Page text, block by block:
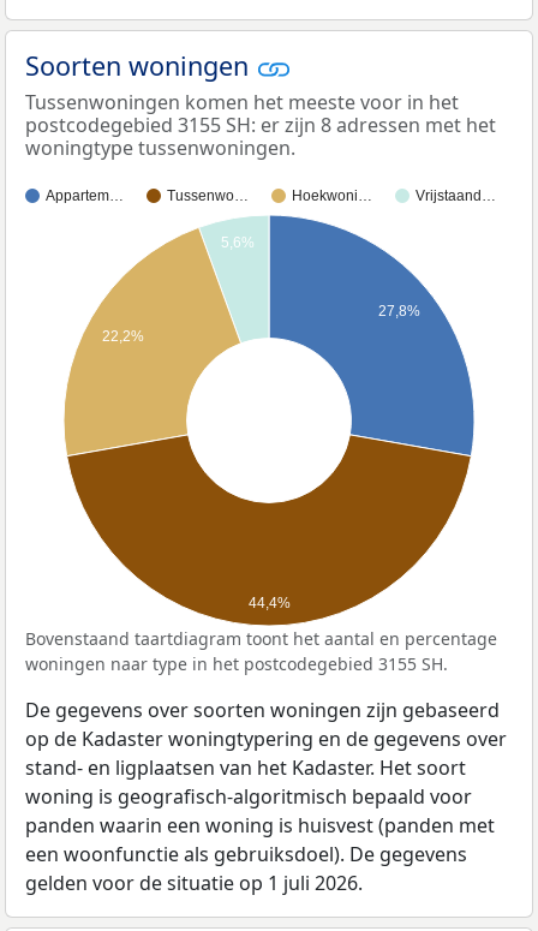
Soorten woningen
Tussenwoningen komen het meeste voor in het
postcodegebied 3155 SH: er zijn 8 adressen met het
woningtype tussenwoningen.
Appartem… Tussenwo… Hoekwoni… Vrijstaand…
27,8%
5,6%
22,2%
44,4%
Bovenstaand taartdiagram toont het aantal en percentage
woningen naar type in het postcodegebied 3155 SH.
De gegevens over soorten woningen zijn gebaseerd
op de Kadaster woningtypering en de gegevens over
stand- en ligplaatsen van het Kadaster. Het soort
woning is geografisch-algoritmisch bepaald voor
panden waarin een woning is huisvest (panden met
een woonfunctie als gebruiksdoel). De gegevens
gelden voor de situatie op 1 juli 2026.